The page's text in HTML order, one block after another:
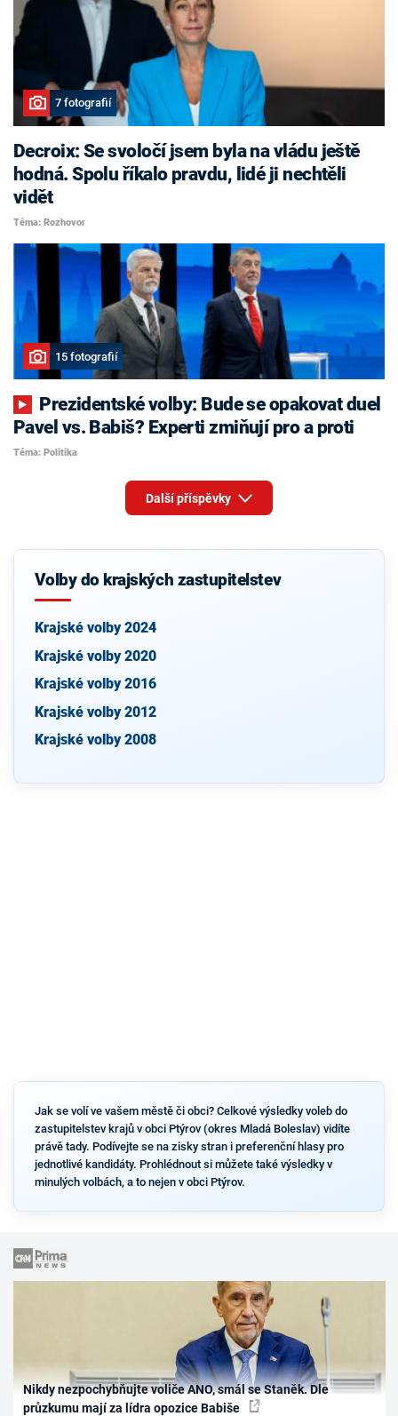
7 fotografií
Decroix: Se svoločí jsem byla na vládu ještě
hodná. Spolu říkalo pravdu, lidé ji nechtěli
vidět
Téma: Rozhovor
15 fotografií
Pavel vs. Babiš? Experti zmiňují pro a proti
Téma: Politika
Další příspěvky
Volby do krajských zastupitelstev
Krajské volby 2024
Krajské volby 2020
Krajské volby 2016
Krajské volby 2012
Krajské volby 2008
Jak se volí ve vašem městě či obci? Celkové výsledky voleb do
zastupitelstev krajů v obci Ptýrov (okres Mladá Boleslav) vidíte
právě tady. Podívejte se na zisky stran i preferenční hlasy pro
jednotlivé kandidáty. Prohlédnout si můžete také výsledky v
minulých volbách, a to nejen v obci Ptýrov.
Nikdy nezpochybňujte voliče ANO, smál se Staněk. Dle
průzkumu mají za lídra opozice Babiše